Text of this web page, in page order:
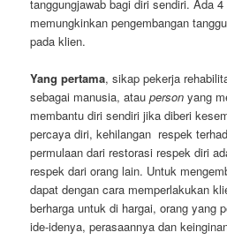
tanggungjawab bagi diri sendiri. Ada
memungkinkan pengembangan
pada klien.
Yang pertama, sikap pekerja
sebagai manusia, atauperson yang
membantu diri sendiri jika diberi
percaya diri, kehilangan respek
permulaan dari restorasi respek diri
respek dari orang lain. Untuk
dapat dengan cara memperlakukan
berharga untuk di hargai, orang yang
ide-idenya, perasaannya dan